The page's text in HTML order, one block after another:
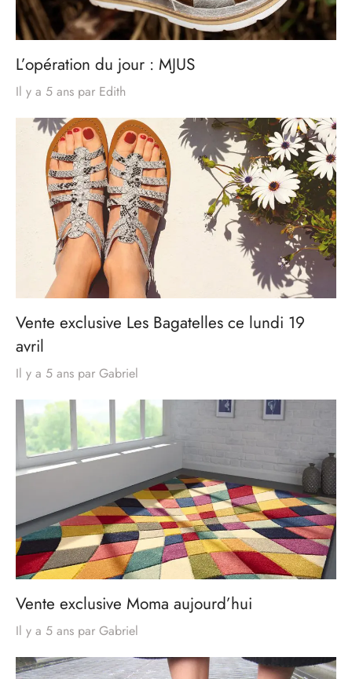
L’opération du jour : MJUS
Il y a 5 ans par Edith
Vente exclusive Les Bagatelles ce lundi 19
avril
Il y a 5 ans par Gabriel
Vente exclusive Moma aujourd’hui
Il y a 5 ans par Gabriel